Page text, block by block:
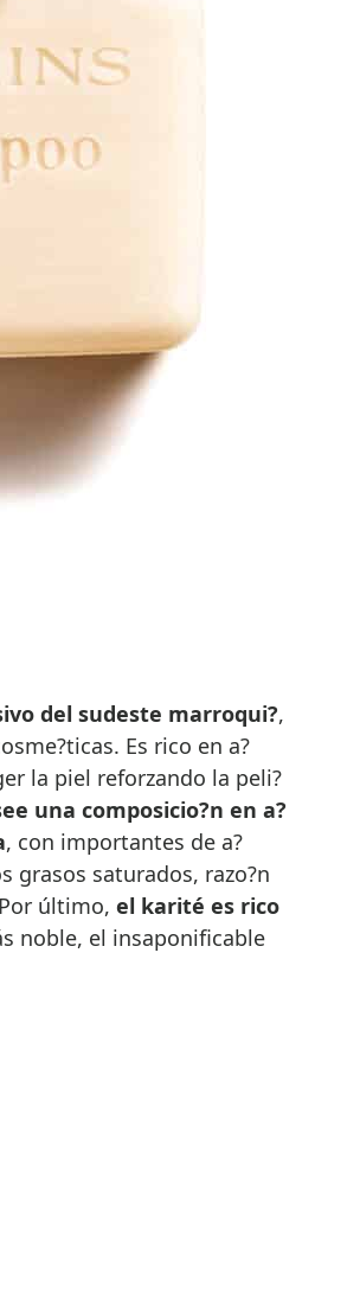
del sudeste marroqui?,
Es rico en a?
la piel reforzando la peli?
una composicio?n en a?
, con importantes de a?
grasos saturados, razo?n
último, el karité es rico
noble, el insaponificable